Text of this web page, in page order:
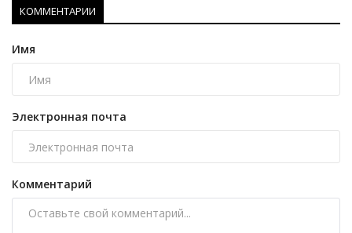
КОММЕНТАРИИ
Имя
Электронная почта
Комментарий